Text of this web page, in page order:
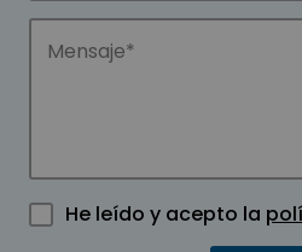
He leído y acepto la